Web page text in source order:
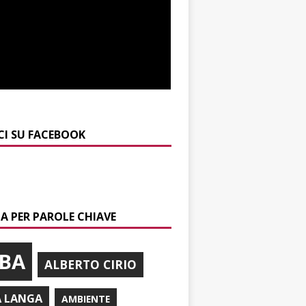
SU FACEBOOK
PER PAROLE CHIAVE
ALBERTO CIRIO
LANGA AMBIENTE